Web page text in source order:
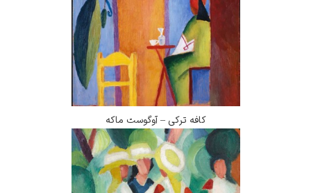
کافه ترکی – آوگوست ماکه